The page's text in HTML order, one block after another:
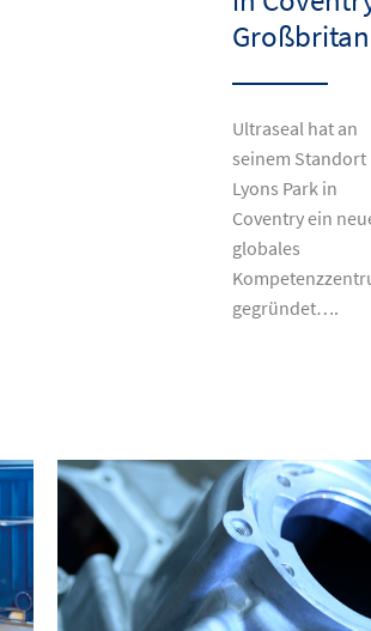
Ultraseal hat an
seinem Standort
Lyons Park in
Coventry ein
globales
gegründet….